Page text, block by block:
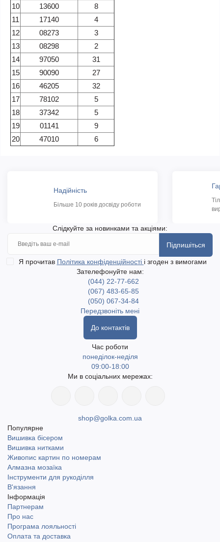
10
13600
8
11
17140
4
12
08273
3
13
08298
2
14
97050
31
15
90090
27
16
46205
32
17
78102
5
18
37342
5
19
01141
9
20
47010 6
Надійність
Більше 10 років досвіду роботи
Слідкуйте за новинками та акціями:
Підпишіться
Я прочитав Політика конфіденційності і згоден з вимогами
Зателефонуйте нам:
(044) 22-77-662
(067) 483-65-85
(050) 067-34-84
Передзвоніть мені
До контактів
Час роботи
понеділок-неділя
09:00-18:00
Ми в соціальних мережах:
shop@golka.com.ua
Популярне
Вишивка бісером
Вишивка нитками
Живопис картин по номерам
Алмазна мозаїка
Інструменти для рукоділля
В'язання
Інформація
Партнерам
Про нас
Програма лояльності
Оплата та доставка